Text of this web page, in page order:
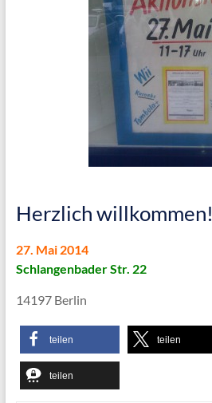
Herzlich willkommen!
27. Mai 2014
Schlangenbader Str. 22
14197 Berlin
teilen teilen
teilen